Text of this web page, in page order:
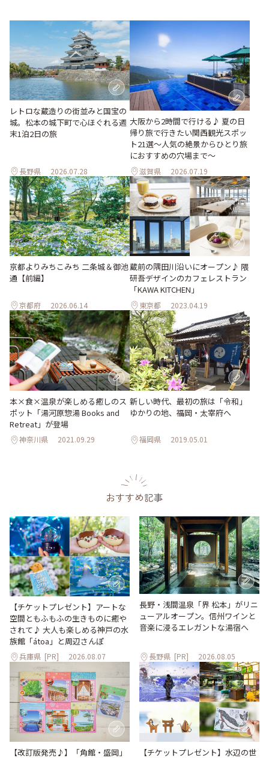
レトロな蔵造りの街並みと国宝の
城。松本の城下町で心ほぐれる週
末1泊2日の旅
長野県 2026.07.28
大阪から2時間で行ける♪ 夏の日
帰り旅で行きたい関西観光スポッ
ト21選～人気の絶景からひとり旅
におすすめの穴場まで～
滋賀県 2026.07.19
京都よりみちこみち 二条城＆御池
通【前編】
京都府 2026.06.14
蔵前の隅田川沿いにオープン♪ 隈
研吾デザインのカフェレストラン
「KAWA KITCHEN」
東京都 2023.04.19
本×食×温泉が楽しめる癒しのス
ポット「湯河原惣湯 Books and
Retreat」が登場
神奈川県 2021.09.29
新しい時代、最初の旅は「令和」
ゆかりの地、福岡・太宰府へ
福岡県 2019.05.01
おすすめ記事
【チケットプレゼント】アートな
空間ともふもふの生きものに癒や
されて♪ 大人も楽しめる神戸の水
族館「átoa」と周辺さんぽ
兵庫県 [PR] 2026.08.07
長野・浅間温泉「界 松本」がリニ
ューアルオープン。信州ワインと
音楽に浸るエレガントな湯宿へ
長野県 [PR] 2026.08.05
【改訂版発売♪】「角館・盛岡」 【チケットプレゼント】水辺の世